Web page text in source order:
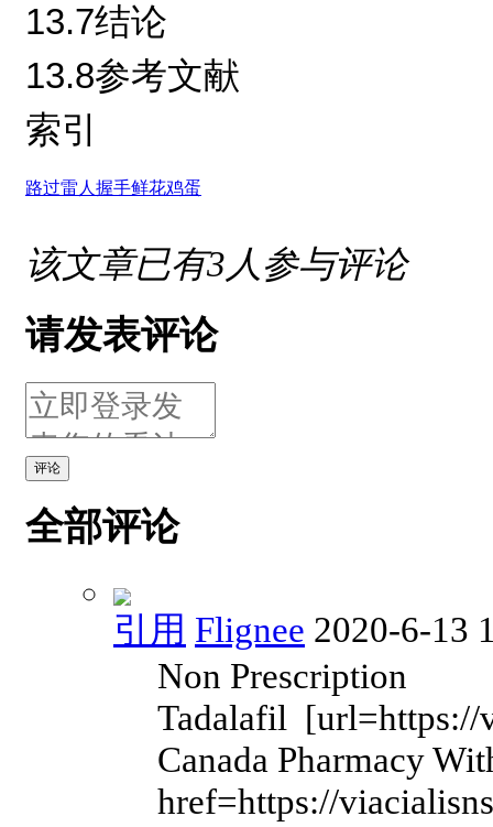
13.7结论
13.8参考文献
索引
路过雷人握手鲜花鸡蛋
该文章已有3人参与评论
请发表评论
评论
全部评论
引用 Flignee 2020-6-13
Non Prescription
Tadalafil [url=https://
Canada Pharmacy
href=https://